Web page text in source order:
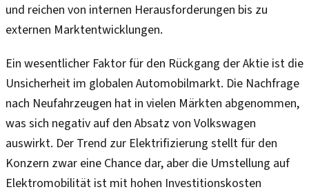
und reichen von internen Herausforderungen bis zu
externen Marktentwicklungen.
Ein wesentlicher Faktor für den Rückgang der Aktie ist die
Unsicherheit im globalen Automobilmarkt. Die Nachfrage
nach Neufahrzeugen hat in vielen Märkten abgenommen,
was sich negativ auf den Absatz von Volkswagen
auswirkt. Der Trend zur Elektrifizierung stellt für den
Konzern zwar eine Chance dar, aber die Umstellung auf
Elektromobilität ist mit hohen Investitionskosten